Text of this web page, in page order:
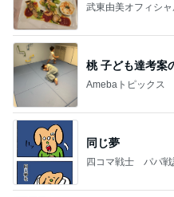
武東由美オフィシャ
桃 子ども達考案
Amebaトピックス
同じ夢
四コマ戦士 パパ戦